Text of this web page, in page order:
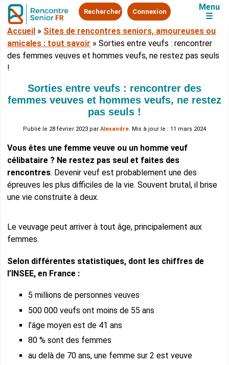
Rechercher Connexion
Menu
☰
Accueil » Sites de rencontres seniors, amoureuses ou
amicales : tout savoir »Sorties entre veufs : rencontrer
des femmes veuves et hommes veufs, ne restez pas seuls
!
Sorties entre veufs : rencontrer des
femmes veuves et hommes veufs, ne restez
pas seuls !
Publié le 28 février 2023 par Alexandre. Mis à jour le : 11 mars 2024
Vous êtes une femme veuve ou un homme veuf
célibataire ? Ne restez pas seul et faites des
rencontres. Devenir veuf est probablement une des
épreuves les plus difficiles de la vie. Souvent brutal, il brise
une vie construite à deux.
Le veuvage peut arriver à tout âge, principalement aux
femmes.
Selon différentes statistiques, dont les chiffres de
l’INSEE, en France :
5 millions de personnes veuves
500 000 veufs ont moins de 55 ans
l’âge moyen est de 41 ans
80 % sont des femmes
au delà de 70 ans, une femme sur 2 est veuve